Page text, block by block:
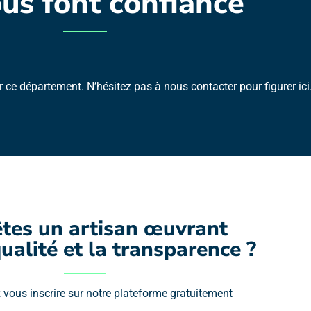
ce département. N’hésitez pas à nous contacter pour figurer
un artisan œuvrant
et la transparence ?
vous inscrire sur notre plateforme gratuitement